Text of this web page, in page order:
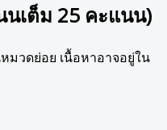
นเต็ม 25 คะแนน)
วดย่อย เนื้อหาอาจอยู่ใน